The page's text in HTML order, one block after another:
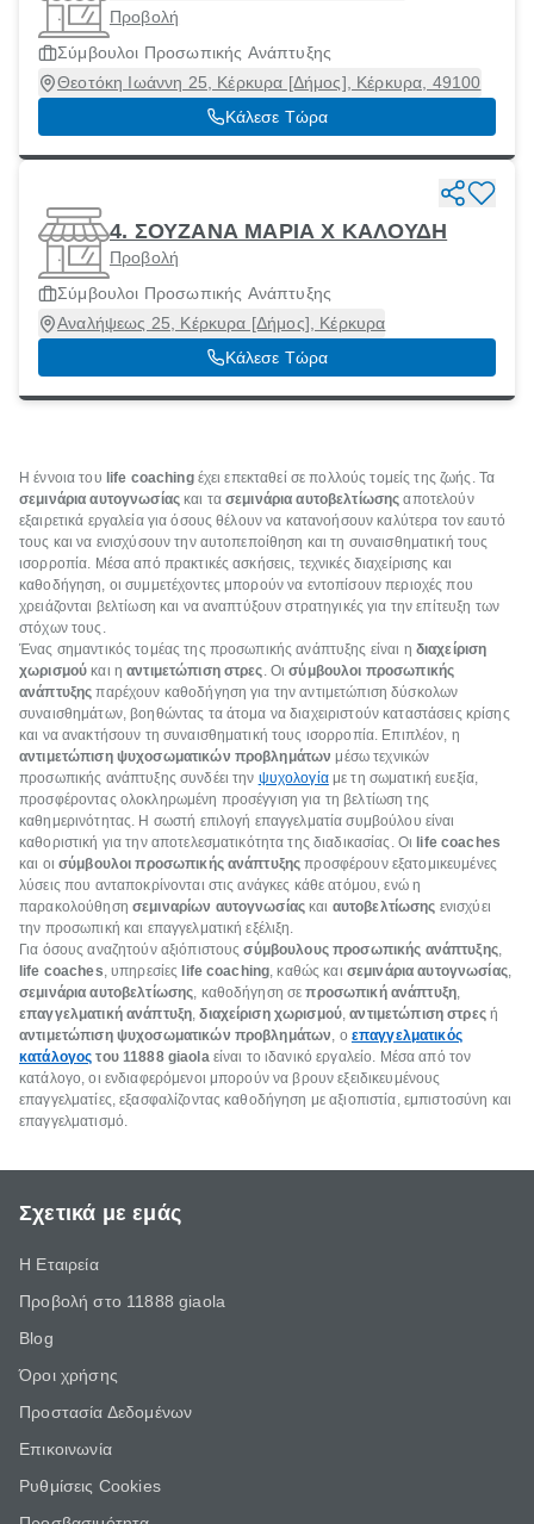
Προβολή
Σύμβουλοι Προσωπικής Ανάπτυξης
Θεοτόκη Ιωάννη 25, Κέρκυρα [Δήμος], Κέρκυρα, 49100
Κάλεσε Τώρα
4. ΣΟΥΖΑΝΑ ΜΑΡΙΑ Χ ΚΑΛΟΥΔΗ
Προβολή
Σύμβουλοι Προσωπικής Ανάπτυξης
Αναλήψεως 25, Κέρκυρα [Δήμος], Κέρκυρα
Κάλεσε Τώρα
Η έννοια του life coachingέχει επεκταθεί σε πολλούς τομείς της ζωής. Τα
σεμινάρια αυτογνωσίαςκαι τασεμινάρια αυτοβελτίωσης αποτελούν
εξαιρετικά εργαλεία για όσους θέλουν να κατανοήσουν καλύτερα τον εαυτό
τους και να ενισχύσουν την αυτοπεποίθηση και τη συναισθηματική τους
ισορροπία. Μέσα από πρακτικές ασκήσεις, τεχνικές διαχείρισης και
καθοδήγηση, οι συμμετέχοντες μπορούν να εντοπίσουν περιοχές που
χρειάζονται βελτίωση και να αναπτύξουν στρατηγικές για την επίτευξη των
στόχων τους.
Ένας σημαντικός τομέας της προσωπικής ανάπτυξης είναι η διαχείριση
χωρισμού και ηαντιμετώπιση στρες. Οισύμβουλοι προσωπικής
ανάπτυξης παρέχουν καθοδήγηση για την αντιμετώπιση δύσκολων
συναισθημάτων, βοηθώντας τα άτομα να διαχειριστούν καταστάσεις κρίσης
και να ανακτήσουν τη συναισθηματική τους ισορροπία. Επιπλέον, η
αντιμετώπιση ψυχοσωματικών προβλημάτων μέσω τεχνικών
προσωπικής ανάπτυξης συνδέει την ψυχολογίαμε τη σωματική ευεξία,
προσφέροντας ολοκληρωμένη προσέγγιση για τη βελτίωση της
καθημερινότητας. Η σωστή επιλογή επαγγελματία συμβούλου είναι
καθοριστική για την αποτελεσματικότητα της διαδικασίας. Οι life coaches
και οι σύμβουλοι προσωπικής ανάπτυξης προσφέρουν εξατομικευμένες
λύσεις που ανταποκρίνονται στις ανάγκες κάθε ατόμου, ενώ η
παρακολούθηση σεμιναρίων αυτογνωσίας και αυτοβελτίωσης ενισχύει
την προσωπική και επαγγελματική εξέλιξη.
Για όσους αναζητούν αξιόπιστουςσύμβουλους προσωπικής ανάπτυξης,
life coaches, υπηρεσίες life coaching, καθώς και σεμινάρια αυτογνωσίας,
σεμινάρια αυτοβελτίωσης, καθοδήγηση σεπροσωπική ανάπτυξη,
επαγγελματική ανάπτυξη,διαχείριση χωρισμού,αντιμετώπιση στρεςή
αντιμετώπιση ψυχοσωματικών προβλημάτων, ο επαγγελματικός
κατάλογος του 11888 giaolaείναι το ιδανικό εργαλείο. Μέσα από τον
κατάλογο, οι ενδιαφερόμενοι μπορούν να βρουν εξειδικευμένους
επαγγελματίες, εξασφαλίζοντας καθοδήγηση με αξιοπιστία, εμπιστοσύνη και
επαγγελματισμό.
Σχετικά με εμάς
Η Εταιρεία
Προβολή στο 11888 giaola
Blog
Όροι χρήσης
Προστασία Δεδομένων
Επικοινωνία
Ρυθμίσεις Cookies